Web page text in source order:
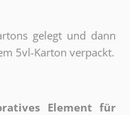
gelegt und dann
5vl-Karton verpackt.
Element für